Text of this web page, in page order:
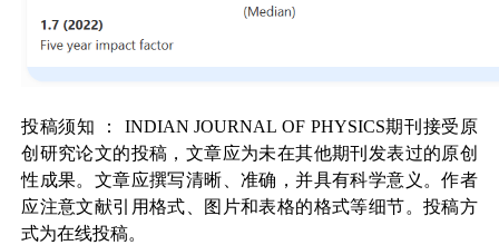
投稿须知 ： INDIAN JOURNAL OF PHYSICS期刊接受原
创研究论文的投稿，文章应为未在其他期刊发表过的原创
性成果。文章应撰写清晰、准确，并具有科学意义。作者
应注意文献引用格式、图片和表格的格式等细节。投稿方
式为在线投稿。